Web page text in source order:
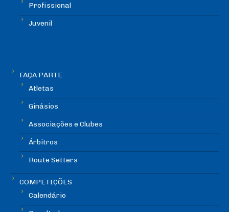
Profissional
Juvenil
FAÇA PARTE
Atletas
Ginásios
Associações e Clubes
Árbitros
Route Setters
COMPETIÇÕES
Calendário